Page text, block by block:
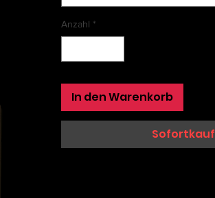
Anzahl *
In den Warenkorb
Sofortkauf